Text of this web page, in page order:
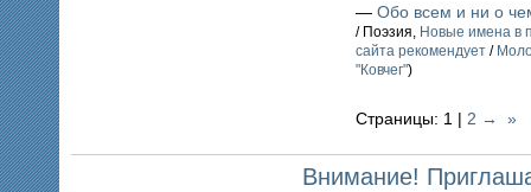
— Обо всем и ни о
/ Поэзия, Новые имена в
сайта рекомендует /
"Ковчег")
Страницы: 1 | 2 → »
Внимание!